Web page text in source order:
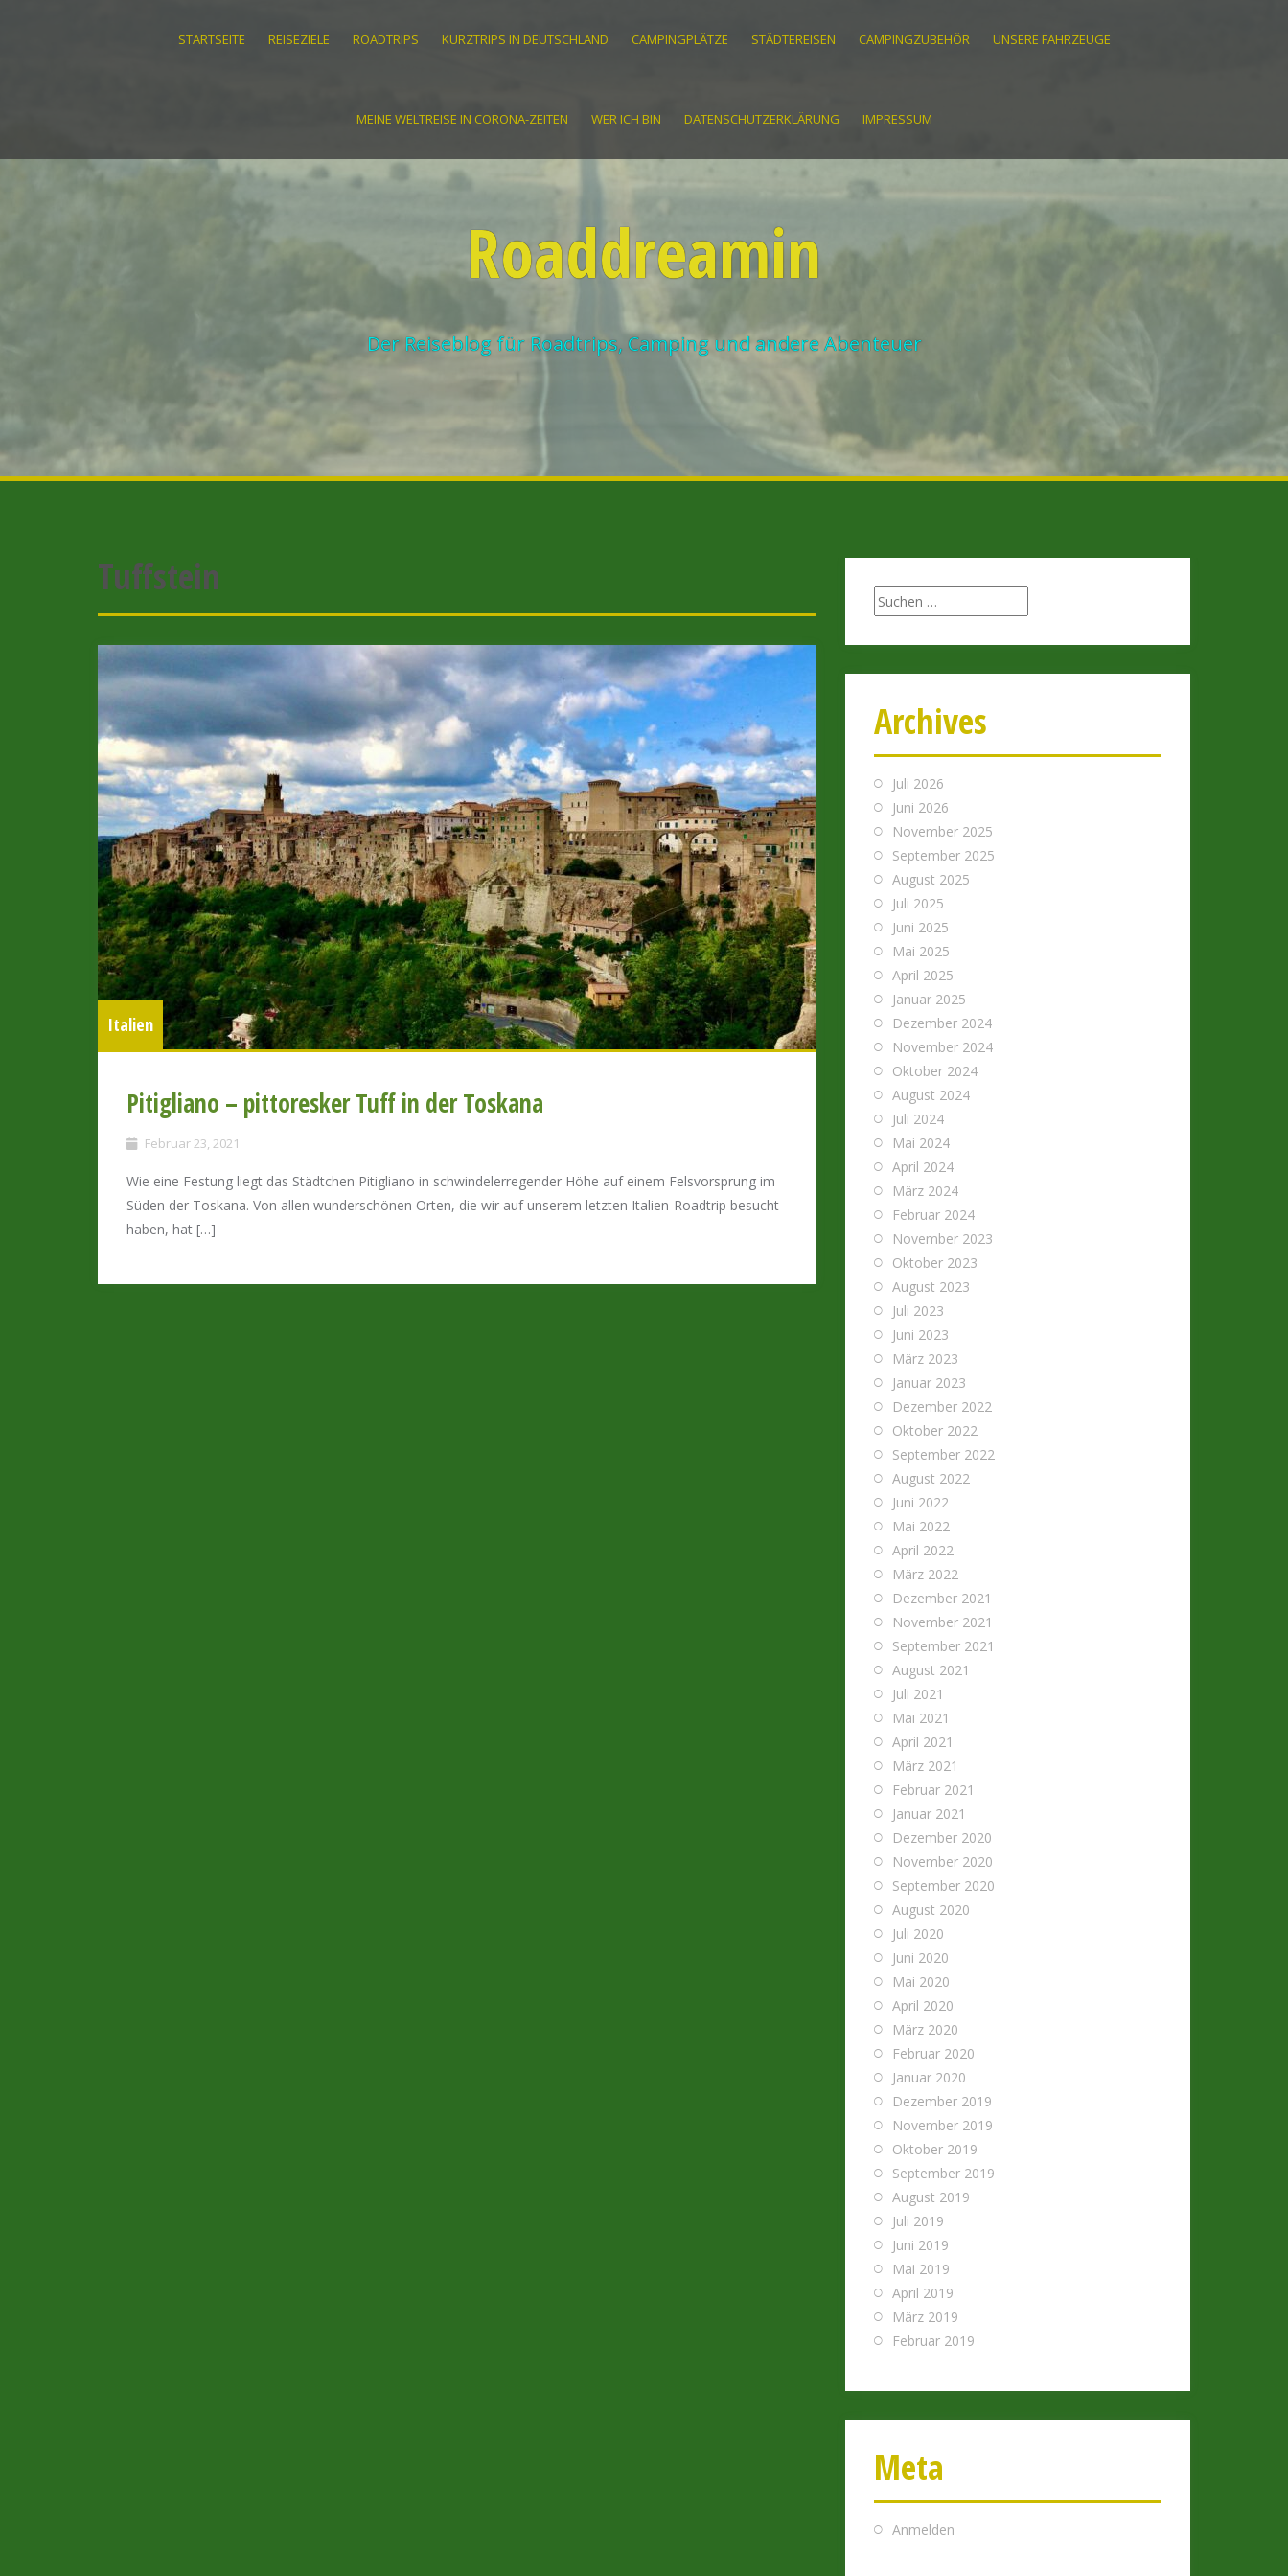
STARTSEITE REISEZIELE ROADTRIPS KURZTRIPS IN DEUTSCHLAND CAMPINGPLÄTZE STÄDTEREISEN CAMPINGZUBEHÖR UNSERE FAHRZEUGE
MEINE WELTREISE IN CORONA-ZEITEN WER ICH BIN DATENSCHUTZERKLÄRUNG IMPRESSUM
Roaddreamin
Der Reiseblog für Roadtrips, Camping und andere Abenteuer
Tuffstein
Italien
Pitigliano – pittoresker Tuff in der Toskana
Februar 23, 2021
Wie eine Festung liegt das Städtchen Pitigliano in schwindelerregender Höhe auf einem Felsvorsprung im
Süden der Toskana. Von allen wunderschönen Orten, die wir auf unserem letzten Italien-Roadtrip besucht
haben, hat […]
Archives
Juli 2026
Juni 2026
November 2025
September 2025
August 2025
Juli 2025
Juni 2025
Mai 2025
April 2025
Januar 2025
Dezember 2024
November 2024
Oktober 2024
August 2024
Juli 2024
Mai 2024
April 2024
März 2024
Februar 2024
November 2023
Oktober 2023
August 2023
Juli 2023
Juni 2023
März 2023
Januar 2023
Dezember 2022
Oktober 2022
September 2022
August 2022
Juni 2022
Mai 2022
April 2022
März 2022
Dezember 2021
November 2021
September 2021
August 2021
Juli 2021
Mai 2021
April 2021
März 2021
Februar 2021
Januar 2021
Dezember 2020
November 2020
September 2020
August 2020
Juli 2020
Juni 2020
Mai 2020
April 2020
März 2020
Februar 2020
Januar 2020
Dezember 2019
November 2019
Oktober 2019
September 2019
August 2019
Juli 2019
Juni 2019
Mai 2019
April 2019
März 2019
Februar 2019
Meta
Anmelden